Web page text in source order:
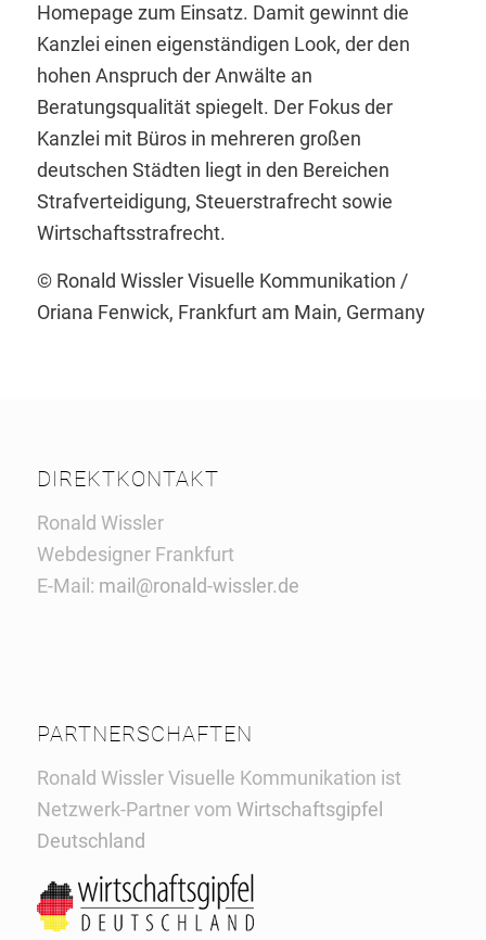
Homepage zum Einsatz. Damit gewinnt die
Kanzlei einen eigenständigen Look, der den
hohen Anspruch der Anwälte an
Beratungsqualität spiegelt. Der Fokus der
Kanzlei mit Büros in mehreren großen
deutschen Städten liegt in den Bereichen
Strafverteidigung, Steuerstrafrecht sowie
Wirtschaftsstrafrecht.
© Ronald Wissler Visuelle Kommunikation /
Oriana Fenwick, Frankfurt am Main, Germany
DIREKTKONTAKT
Ronald Wissler
Webdesigner Frankfurt
E-Mail: mail@ronald-wissler.de
PARTNERSCHAFTEN
Ronald Wissler Visuelle Kommunikation ist
Netzwerk-Partner vom Wirtschaftsgipfel
Deutschland